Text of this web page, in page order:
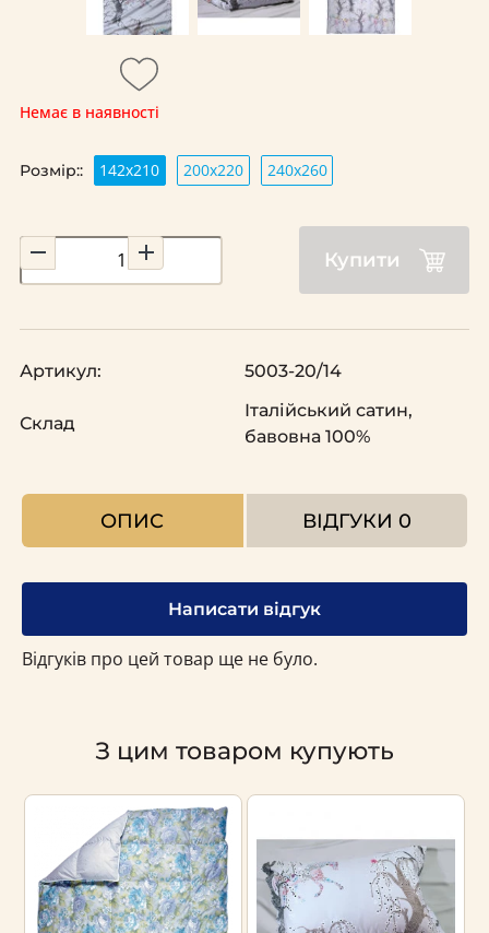
Немає в наявності
Розмір:: 142х210 200х220 240х260
Купити
Артикул: 5003-20/14
Склад
Італійський сатин,
бавовна 100%
ОПИС ВІДГУКИ 0
Написати відгук
Відгуків про цей товар ще не було.
З цим товаром купують